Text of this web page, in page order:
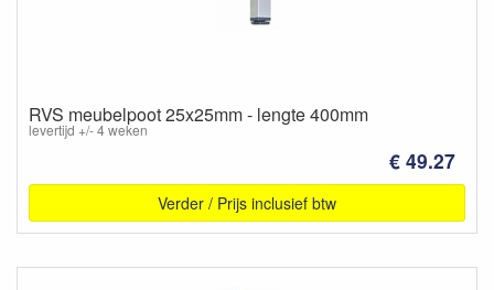
RVS meubelpoot 25x25mm - lengte 400mm
levertijd +/- 4 weken
€ 49.27
Verder / Prijs inclusief btw